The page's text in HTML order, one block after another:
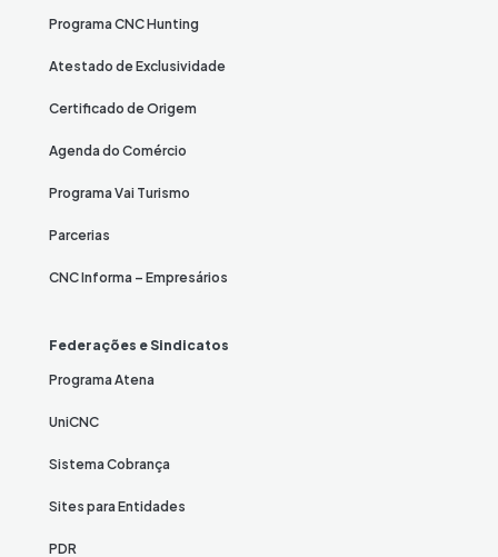
Programa CNC Hunting
Atestado de Exclusividade
Certificado de Origem
Agenda do Comércio
Programa Vai Turismo
Parcerias
CNC Informa – Empresários
Federações e Sindicatos
Programa Atena
UniCNC
Sistema Cobrança
Sites para Entidades
PDR